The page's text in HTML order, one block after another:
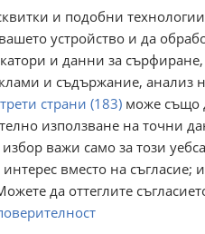
Преглеждания:423
и подобни
устройство и да
и данни за
и съдържание, анализ
страни (183) може също
използване на точни
важи само за този
вместо на съгласие;
да оттеглите